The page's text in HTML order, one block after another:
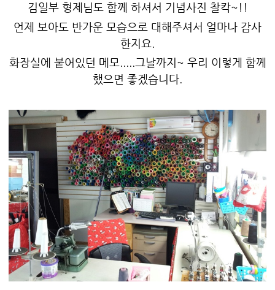
김일부 형제님도 함께 하셔서 기념사진 찰칵~!!
언제 보아도 반가운 모습으로 대해주셔서 얼마나 감사
한지요.
화장실에 붙어있던 메모.....그날까지~ 우리 이렇게 함께
했으면 좋겠습니다.